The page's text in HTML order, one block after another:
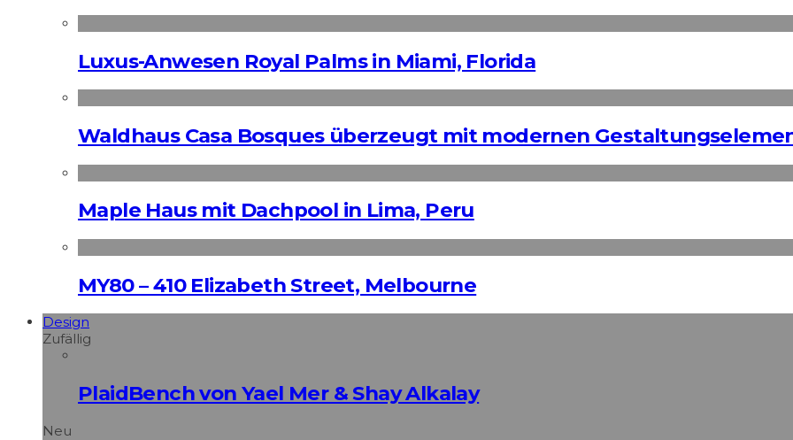
Luxus-Anwesen Royal Palms in Miami, Florida
Waldhaus Casa Bosques überzeugt mit modernen
Maple Haus mit Dachpool in Lima, Peru
MY80 – 410 Elizabeth Street, Melbourne
Design
Zufällig
PlaidBench von Yael Mer & Shay Alkalay
Neu